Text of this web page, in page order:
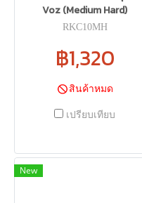
Voz (Medium Hard)
RKC10MH
฿1,320
สินค้าหมด
เปรียบเทียบ
New